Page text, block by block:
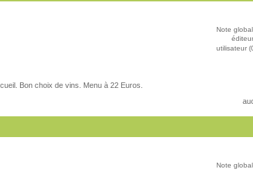
Note
utilisateur
Bon choix de vins. Menu à 22 Euros.
Note